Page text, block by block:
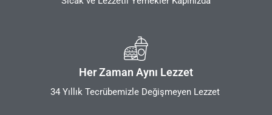
Her Zaman Aynı Lezzet
34 Yıllık Tecrübemizle Değişmeyen Lezzet